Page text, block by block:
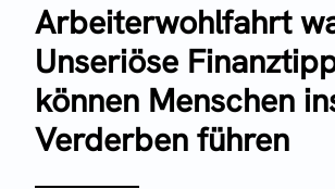
Arbeiterwohlfahrt
Unseriöse
können Menschen
Verderben führen